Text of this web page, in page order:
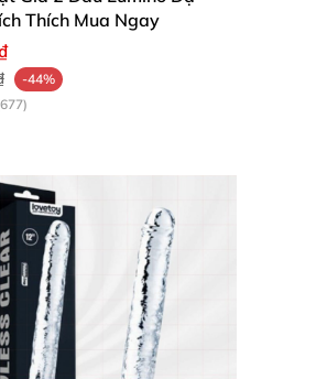
app rất tiện lợi khi
Thích Mua Ngay
-44%